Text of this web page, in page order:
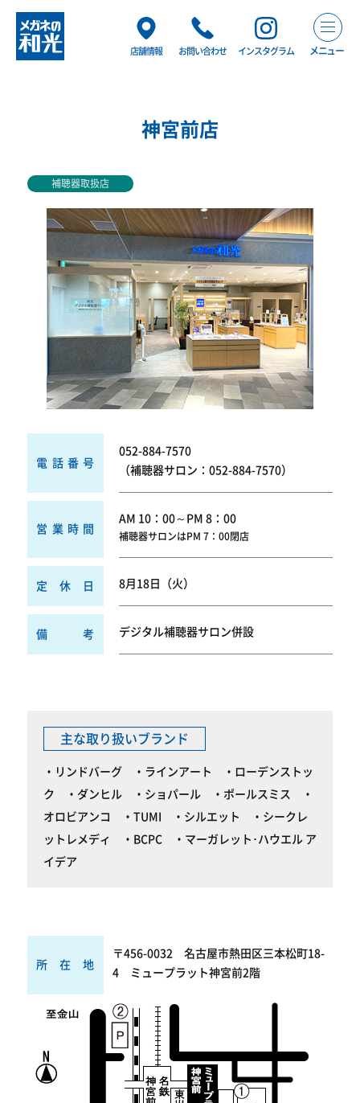
店舗情報 お問い合わせ インスタグラム メニュー
神宮前店
補聴器取扱店
電話番号
052-884-7570
（補聴器サロン：052-884-7570）
営業時間
AM 10：00～PM 8：00
補聴器サロンはPM 7：00閉店
定休日 8月18日（火）
備考 デジタル補聴器サロン併設
主な取り扱いブランド
リンドバーグ ラインアート
ローデンストッ
ク
ダンヒル ショパール
ポールスミス
オロビアンコ
TUMI シルエット
シークレ
ットレメディ
BCPC
マーガレット･ハウエル ア
イデア
所在地
〒456-0032 名古屋市熱田区三本松町18-
4 ミュープラット神宮前2階